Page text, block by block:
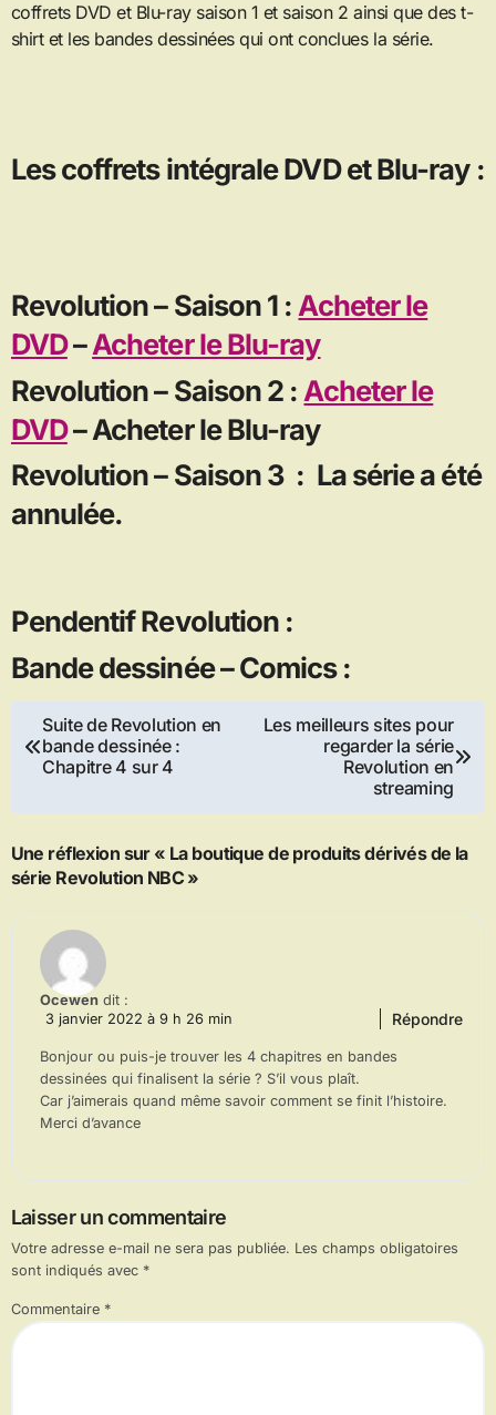
coffrets DVD et Blu-ray saison 1 et saison 2 ainsi que des t-
shirt et les bandes dessinées qui ont conclues la série.
Les coffrets intégrale DVD et Blu-ray :
Revolution – Saison 1 :Acheter le
DVD–Acheter le Blu-ray
Revolution – Saison 2 : Acheter le
DVD– Acheter le Blu-ray
Revolution – Saison 3 : La série a été
annulée.
Pendentif Revolution :
Bande dessinée – Comics :
Navigation
de
Suite de Revolution en
bande dessinée :
Chapitre 4 sur 4
Les meilleurs sites pour
regarder la série
Revolution en
streaming
Une réflexion sur « La boutique de produits dérivés de la
série Revolution NBC »
Ocewen dit :
3 janvier 2022 à 9 h 26 min
Bonjour ou puis-je trouver les 4 chapitres en bandes
dessinées qui finalisent la série ? S’il vous plaît.
Car j’aimerais quand même savoir comment se finit l’histoire.
Merci d’avance
Répondre
Laisser un commentaire
Votre adresse e-mail ne sera pas publiée. Les champs obligatoires
sont indiqués avec *
Commentaire *